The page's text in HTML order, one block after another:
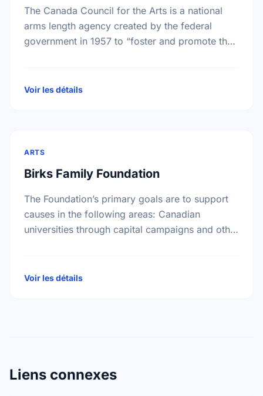
The Canada Council for the Arts is a national
arms length agency created by the federal
government in 1957 to “foster and promote the
Voir les détails
ARTS
Birks Family Foundation
The Foundation’s primary goals are to support
causes in the following areas: Canadian
universities through capital campaigns and other
Voir les détails
Liens connexes